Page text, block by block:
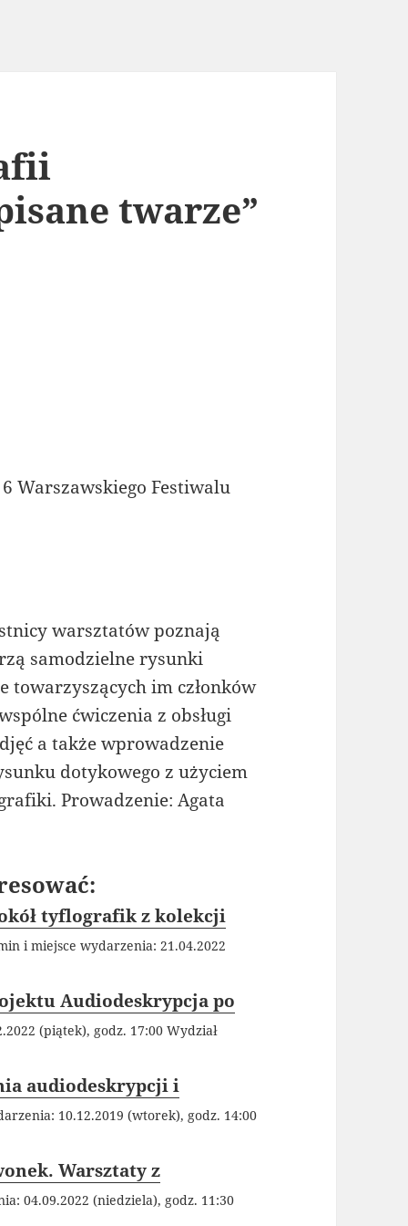
twarze”
Warszawskiego Festiwalu
warsztatów poznają
samodzielne rysunki
towarzyszących im członków
ćwiczenia z obsługi
a także wprowadzenie
dotykowego z użyciem
Prowadzenie: Agata
tyflografik z kolekcji
i miejsce wydarzenia: 21.04.2022
Audiodeskrypcja po
(piątek), godz. 17:00 Wydział
audiodeskrypcji i
10.12.2019 (wtorek), godz. 14:00
Warsztaty z
04.09.2022 (niedziela), godz. 11:30